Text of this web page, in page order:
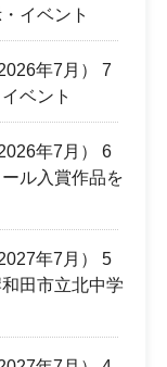
イベント
年7月） 7
ベント
年7月） 6
ル入賞作品を
年7月） 5
田市立北中学